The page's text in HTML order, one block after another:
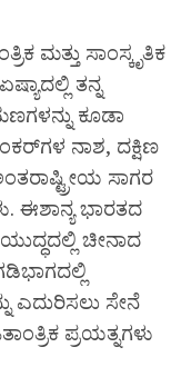
ಮತ್ತು ಸಾಂಸ್ಕೃತಿಕ
ತನ್ನ
ಕೂಡಾ
ನಾಶ, ದಕ್ಷಿಣ
ಸಾಗರ
ಈಶಾನ್ಯ ಭಾರತದ
ಚೀನಾದ
ಎದುರಿಸಲು ಸೇನೆ
ಪ್ರಯತ್ನಗಳು